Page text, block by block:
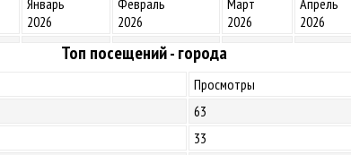
Январь
2026
Февраль
2026
Март
2026
Апрель
2026
Топ посещений - города
Просмотры
63
33